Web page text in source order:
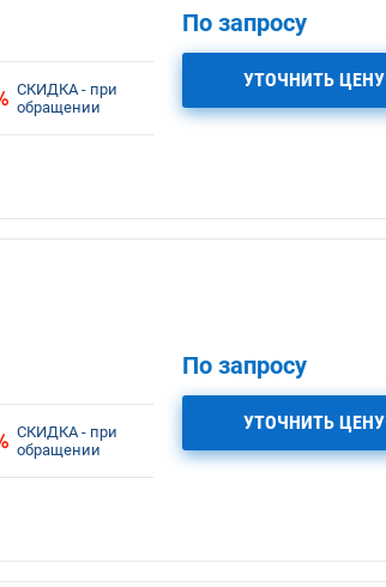
СКИДКА - при
обращении
По запросу
УТОЧНИТЬ ЦЕНУ
СКИДКА - при
обращении
По запросу
УТОЧНИТЬ ЦЕНУ